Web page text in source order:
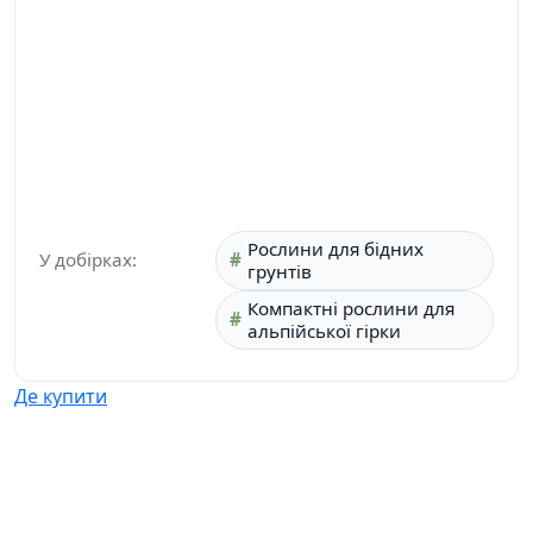
У добірках:
Рослини для бідних
грунтів
Компактні рослини для
альпійської гірки
Де купити